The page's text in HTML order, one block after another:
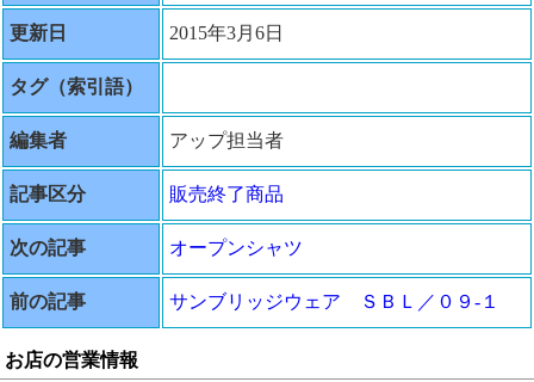
更新日 2015年3月6日
タグ（索引語）
編集者 アップ担当者
記事区分 販売終了商品
次の記事 オープンシャツ
前の記事 サンブリッジウェア ＳＢＬ／０９‐１
お店の営業情報